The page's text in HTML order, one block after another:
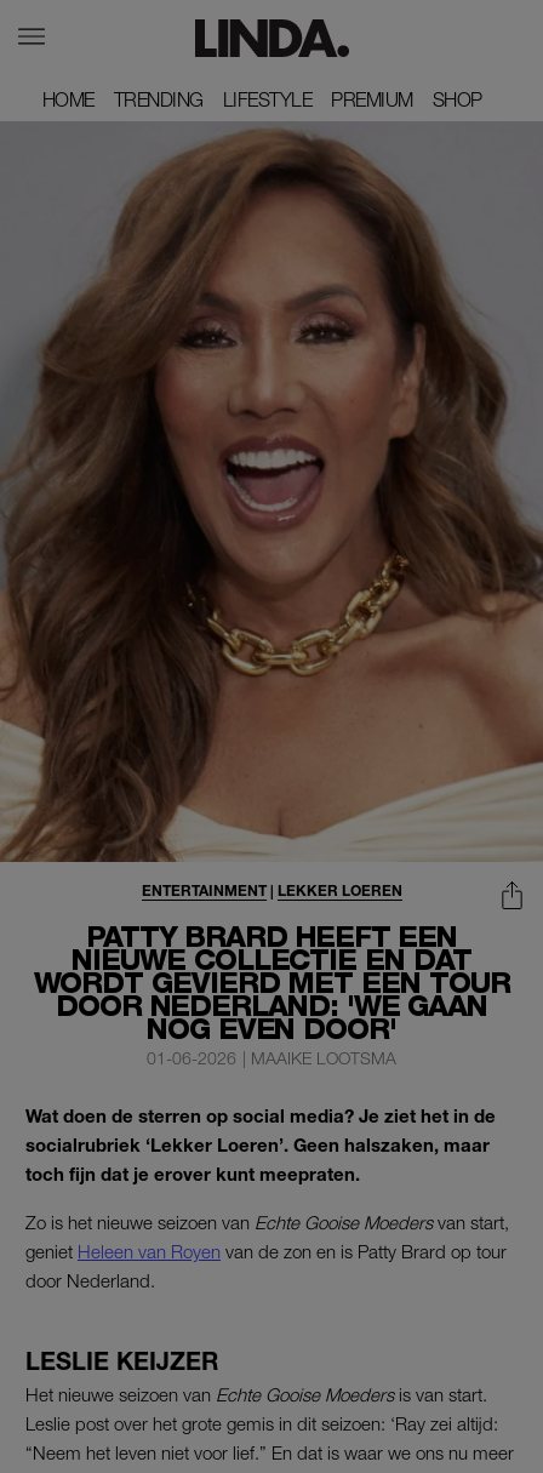
HOME
HOME TRENDING
TRENDING LIFESTYLE
LIFESTYLE PREMIUM
PREMIUM SHOP
SHOP
PATTY BRARD HEEFT EEN
NIEUWE COLLECTIE EN DAT
WORDT GEVIERD MET EEN TOUR
DOOR NEDERLAND: 'WE GAAN
NOG EVEN DOOR'
ENTERTAINMENT| LEKKER LOEREN
01-06-2026 | MAAIKE LOOTSMA
Wat doen de sterren op social media? Je ziet het in de
socialrubriek ‘Lekker Loeren’. Geen halszaken, maar
toch fijn dat je erover kunt meepraten.
Zo is het nieuwe seizoen van Echte Gooise Moedersvan start,
geniet Heleen van Royen van de zon en is Patty Brard op tour
door Nederland.
LESLIE KEIJZER
Het nieuwe seizoen van Echte Gooise Moeders is van start.
Leslie post over het grote gemis in dit seizoen: ‘Ray zei altijd:
“Neem het leven niet voor lief.” En dat is waar we ons nu meer